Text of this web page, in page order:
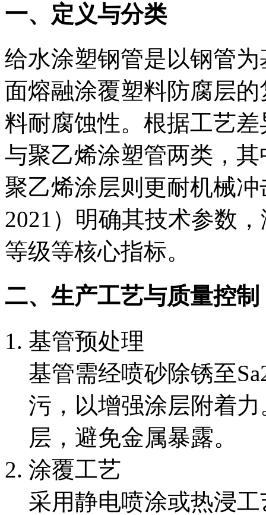
一、定义与分类
给水涂塑钢管是以钢管
面熔融涂覆塑料防腐层
料耐腐蚀性。根据工艺
与聚乙烯涂塑管两类，
聚乙烯涂层则更耐机械
2021）明确其技术参数
等级等核心指标。
二、生产工艺与质量控制
基管预处理
基管需经喷砂除锈至
污，以增强涂层附着
层，避免金属暴露。
涂覆工艺
采用静电喷涂或热浸